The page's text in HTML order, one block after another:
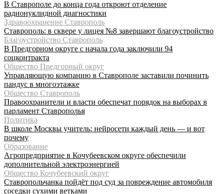
В Ставрополе до конца года откроют отделение
радионуклидной диагностики
Здравоохранение Ставрополь
Ставрополь: в сквере у лицея №8 завершают благоустройство
Благоустройство Ставрополь
В Предгорном округе с начала года заключили 94
соцконтракта
Общество Предгорный округ
Управляющую компанию в Ставрополе заставили починить
пандус в многоэтажке
Общество Ставрополь
Правоохранители и власти обеспечат порядок на выборах в
парламент Ставрополья
Политика
В школе Москвы учитель: нейросети каждый день — и вот
почему
Образование
Агропредприятие в Кочубеевском округе обеспечили
дополнительной электроэнергией
Общество Кочубеевский округ
Ставропольчанка пойдёт под суд за повреждение автомобиля
соседки сухими ветками